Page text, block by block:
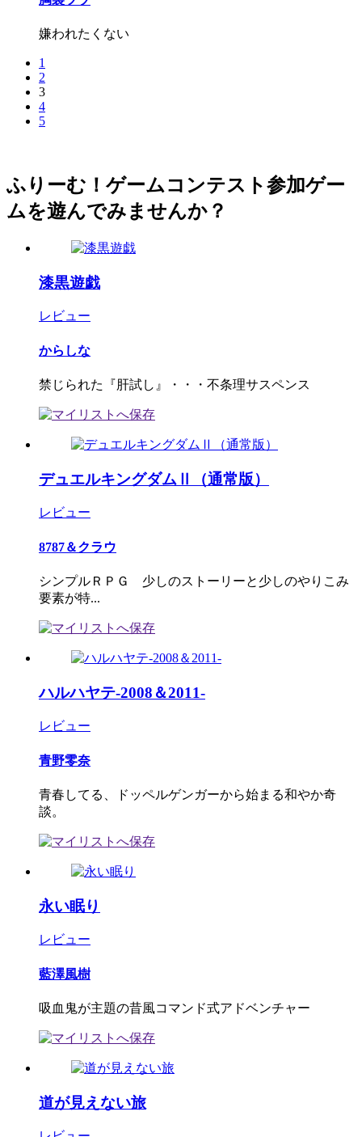
嫌われたくない
1
2
3
4
5
ふりーむ！ゲームコンテスト参加ゲー
ムを遊んでみませんか？
漆黒遊戯
レビュー
からしな
禁じられた『肝試し』・・・不条理サスペンス
デュエルキングダムⅡ（通常版）
レビュー
8787＆クラウ
シンプルＲＰＧ 少しのストーリーと少しのやりこみ
要素が特...
ハルハヤテ-2008＆2011-
レビュー
青野零奈
青春してる、ドッペルゲンガーから始まる和やか奇
談。
永い眠り
レビュー
藍澤風樹
吸血鬼が主題の昔風コマンド式アドベンチャー
道が見えない旅